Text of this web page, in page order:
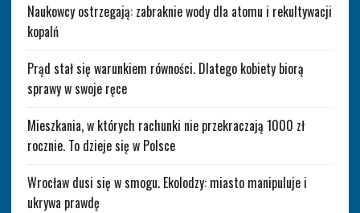
Naukowcy ostrzegają: zabraknie wody dla atomu i rekultywacji
kopalń
Prąd stał się warunkiem równości. Dlatego kobiety biorą
sprawy w swoje ręce
Mieszkania, w których rachunki nie przekraczają 1000 zł
rocznie. To dzieje się w Polsce
Wrocław dusi się w smogu. Ekolodzy: miasto manipuluje i
ukrywa prawdę